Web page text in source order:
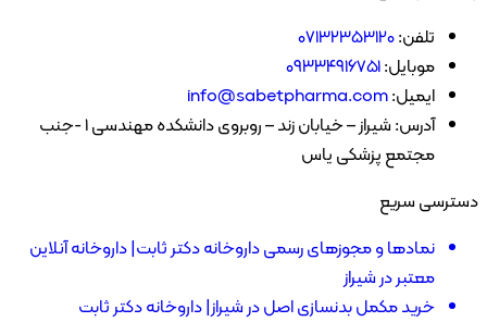
تلفن:07132353120
موبایل:۰۹۳۳۴۹۱۶۷۵۱
ایمیل:info@sabetpharma.com
آدرس:
شیراز – خیابان زند – روبروی دانشکده مهندسی 1 -جنب
مجتمع پزشکی یاس
سریع
نمادها و مجوزهای رسمی داروخانه دکتر ثابت| داروخانه آنلاین
معتبر در شیراز
خرید مکمل بدنسازی اصل در شیراز| داروخانه دکتر ثابت